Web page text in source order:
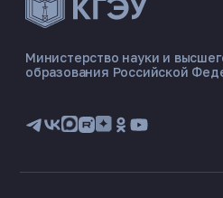
ЭНЕРГОКОД —
📋
🏠 Общежитие
Министерство науки и
образования Российской